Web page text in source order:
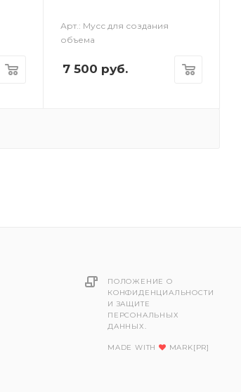
Арт.: Мусс для создания
объема
7 500 руб.
ПОЛОЖЕНИЕ О
КОНФИДЕНЦИАЛЬНОСТИ
И ЗАЩИТЕ
ПЕРСОНАЛЬНЫХ
ДАННЫХ.
MADE WITH MARK[PR]